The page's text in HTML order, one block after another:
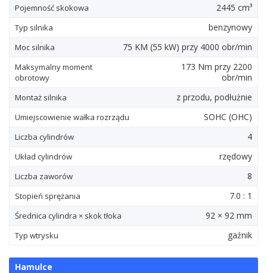
Pojemność skokowa 2445 cm³
Typ silnika benzynowy
Moc silnika 75 KM (55 kW) przy 4000 obr/min
Maksymalny moment
obrotowy
173 Nm przy 2200
obr/min
Montaż silnika z przodu, podłużnie
Umiejscowienie wałka rozrządu SOHC (OHC)
Liczba cylindrów 4
Układ cylindrów rzędowy
Liczba zaworów 8
Stopień sprężania 7.0 : 1
Średnica cylindra × skok tłoka 92 × 92 mm
Typ wtrysku gaźnik
Hamulce